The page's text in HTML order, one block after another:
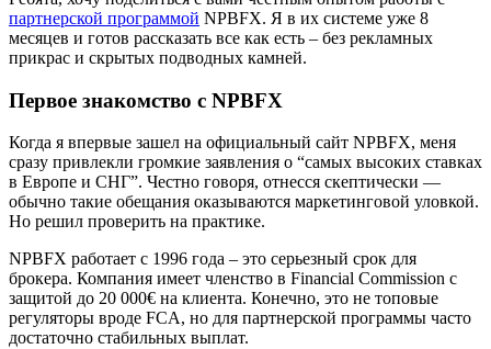
партнерской программой NPBFX. Я в их системе уже 8
месяцев и готов рассказать все как есть – без рекламных
прикрас и скрытых подводных камней.
Первое знакомство с NPBFX
Когда я впервые зашел на официальный сайт NPBFX, меня
сразу привлекли громкие заявления о “самых высоких ставках
в Европе и СНГ”. Честно говоря, отнесся скептически —
обычно такие обещания оказываются маркетинговой уловкой.
Но решил проверить на практике.
NPBFX работает с 1996 года – это серьезный срок для
брокера. Компания имеет членство в Financial Commission с
защитой до 20 000€ на клиента. Конечно, это не топовые
регуляторы вроде FCA, но для партнерской программы часто
достаточно стабильных выплат.